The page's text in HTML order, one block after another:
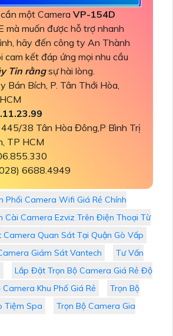
một Camera VP-154D
mà muốn được hỗ trợ nhanh
hãy đến công ty An Thành
cam kết đáp ứng mọi nhu cầu
Tin rằngsự hài lòng.
Bán Bích, P. Tân Thới Hòa,
445/38 Tân Hòa Đông,P Bình Trị
TP HCM
6688.4949
Phối Camera Wifi Giá Rẻ Chính
Cài Camera Ezviz Trên Điện Thoại Từ
Quan Sát Tại Quận Gò Vấp
Giám Sát Vantech
Tư Vấn
Lắp Đặt Trọn Bộ Camera Giá Rẻ Độ
Camera Khu Phố Giá Rẻ
Trọn Bộ
Tiệm Spa
Trọn Bộ Camera Gia